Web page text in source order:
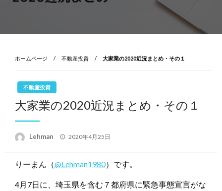
ホームページ 不動産投資 大家業の2020近況まとめ・その１
不動産投資
大家業の2020近況まとめ・その１
Lehman
投
2020年4月25日
りーまん（@Lehman1980）です。
4月7日に、埼玉県を含む７都府県に緊急事態宣言がな